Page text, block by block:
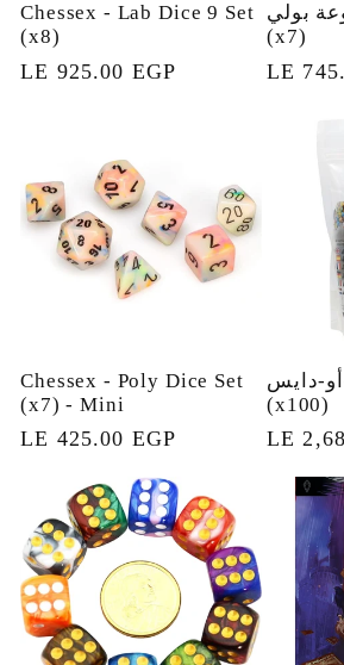
Chessex - Lab Dice 9 Set
(x8)
السعر
LE 925.00 EGP
بولي
(x7)
السعر
LE
Chessex - Poly Dice Set
(x7) - Mini
السعر
LE 425.00 EGP
دايس
(x100)
السعر
LE